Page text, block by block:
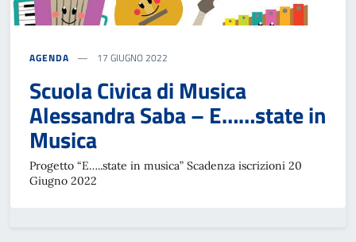
AGENDA 17 GIUGNO 2022
Scuola Civica di Musica
Alessandra Saba – E……state in
Musica
Progetto “E…..state in musica” Scadenza iscrizioni 20
Giugno 2022